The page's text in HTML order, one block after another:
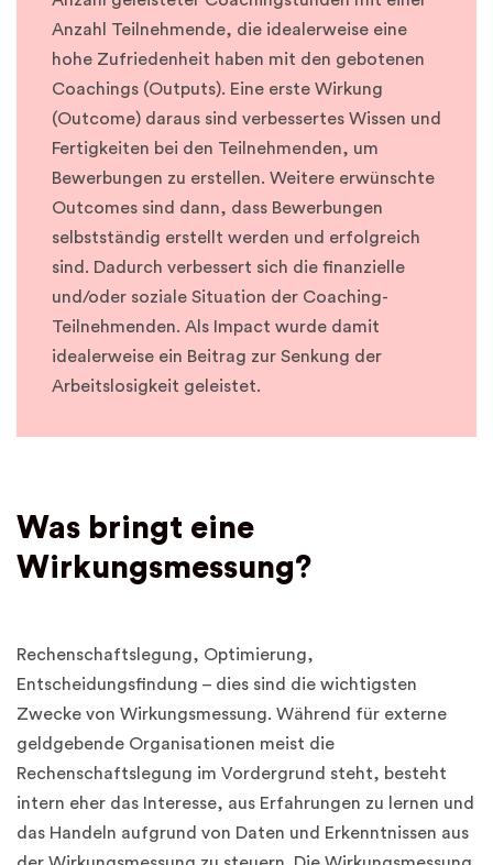
Anzahl Teilnehmende, die idealerweise eine
hohe Zufriedenheit haben mit den gebotenen
Coachings (Outputs). Eine erste Wirkung
(Outcome) daraus sind verbessertes Wissen und
Fertigkeiten bei den Teilnehmenden, um
Bewerbungen zu erstellen. Weitere erwünschte
Outcomes sind dann, dass Bewerbungen
selbstständig erstellt werden und erfolgreich
sind. Dadurch verbessert sich die finanzielle
und/oder soziale Situation der Coaching-
Teilnehmenden. Als Impact wurde damit
idealerweise ein Beitrag zur Senkung der
Arbeitslosigkeit geleistet.
Was bringt eine
Wirkungsmessung?
Rechenschaftslegung, Optimierung,
Entscheidungsfindung – dies sind die wichtigsten
Zwecke von Wirkungsmessung. Während für externe
geldgebende Organisationen meist die
Rechenschaftslegung im Vordergrund steht, besteht
intern eher das Interesse, aus Erfahrungen zu lernen und
das Handeln aufgrund von Daten und Erkenntnissen aus